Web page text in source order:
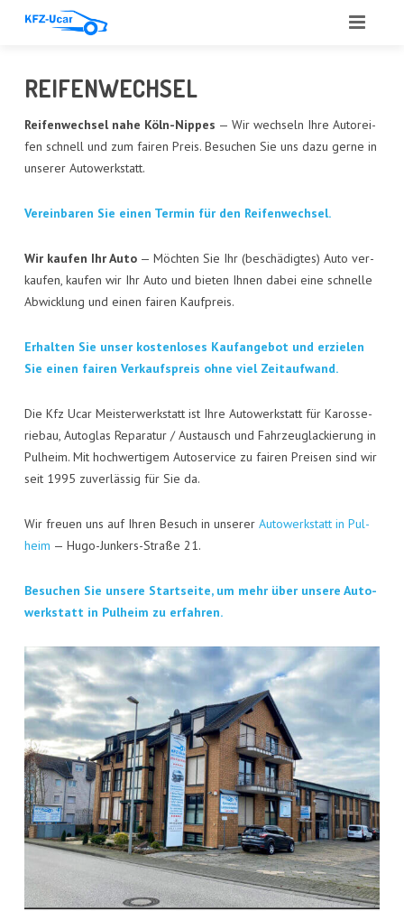
LEIS­TUN­GEN
GUT­ACH­TEN
REFE­REN­ZEN
KON­TAKT
VISI­TEN­KAR­TE
REI­FEN­WECH­SEL
Rei­fen­wech­sel nahe Köln-Nip­pes — Wir wech­seln Ihre Auto­rei­
fen schnell und zum fai­ren Preis. Besu­chen Sie uns dazu ger­ne in
unse­rer Autowerkstatt.
Ver­ein­ba­ren Sie einen Ter­min für den Reifenwechsel.
Wir kau­fen Ihr Auto— Möch­ten Sie Ihr (beschä­dig­tes) Auto ver­
kau­fen, kau­fen wir Ihr Auto und bie­ten Ihnen dabei eine schnel­le
Abwick­lung und einen fai­ren Kaufpreis.
Erhal­ten Sie unser kos­ten­lo­ses Kauf­an­ge­bot und erzie­len
Sie einen fai­ren Ver­kaufs­preis ohne viel Zeitaufwand.
Die Kfz Ucar Meis­ter­werk­statt ist Ihre Auto­werk­statt für Karos­se­
rie­bau, Auto­glas Repa­ra­tur / Aus­tausch und Fahr­zeug­la­ckie­rung in
Pul­heim. Mit hoch­wer­ti­gem Auto­ser­vice zu fai­ren Prei­sen sind wir
seit 1995 zuver­läs­sig für Sie da.
Wir freu­en uns auf Ihren Besuch in unse­rer Auto­werk­statt in Pul­
heim — Hugo-Jun­kers-Stra­ße 21.
Besu­chen Sie unse­re Start­sei­te, um mehr über unse­re Auto­
werk­statt in Pul­heim zu erfahren.